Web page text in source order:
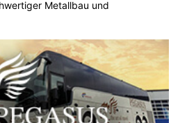
Metallbau und